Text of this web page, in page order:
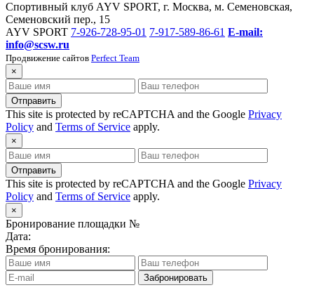
Спортивный клуб AYV SPORT, г. Москва, м. Семеновская,
Семеновский пер., 15
AYV SPORT 7-926-728-95-01 7-917-589-86-61 E-mail:
info@scsw.ru
Продвижение сайтов Perfect Team
×
Отправить
This site is protected by reCAPTCHA and the Google Privacy
Policy and Terms of Service apply.
×
Отправить
This site is protected by reCAPTCHA and the Google Privacy
Policy and Terms of Service apply.
×
Бронирование площадки №
Дата:
Время бронирования:
Забронировать